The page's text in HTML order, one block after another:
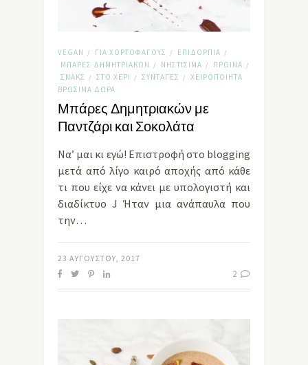
VEGAN / ΓΙΑ ΧΟΡΤΟΦΆΓΟΥΣ / ΕΠΙΔΌΡΠΙΑ /
ΜΠΆΡΕΣ ΔΗΜΗΤΡΙΑΚΏΝ / ΝΗΣΤΊΣΙΜΑ / ΠΡΩΙΝΆ /
ΣΝΑΚΣ / ΣΤΟ ΧΈΡΙ / ΣΥΝΤΑΓΈΣ /
ΧΕΙΡΟΠΟΊΗΤΑ
ΒΡΏΣΙΜΑ ΔΏΡΑ
Μπάρες Δημητριακών με
Παντζάρι και Σοκολάτα
Να’ μαι κι εγώ! Επιστροφή στο blogging
μετά από λίγο καιρό αποχής από κάθε
τι που είχε να κάνει με υπολογιστή και
διαδίκτυο J Ήταν μια ανάπαυλα που
την…
23 ΑΥΓΟΎΣΤΟΥ, 2017
2